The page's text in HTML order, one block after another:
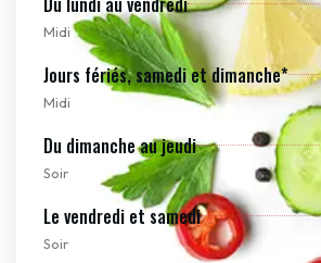
Midi
Jours fériés, samedi et dimanche*
Midi
Du dimanche au jeudi
Soir
Le vendredi et samedi
Soir